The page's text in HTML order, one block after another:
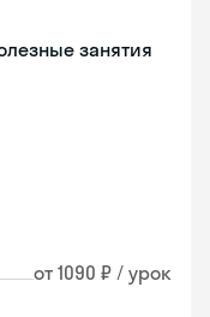
занятия
от 1090 ₽ / урок